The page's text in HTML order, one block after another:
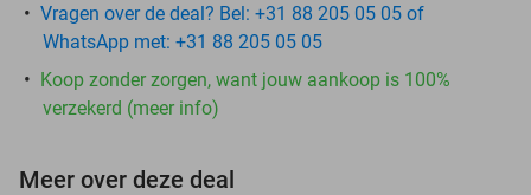
Vragen over de deal? Bel: +31 88 205 05 05 of
WhatsApp met: +31 88 205 05 05
Koop zonder zorgen, want jouw aankoop is 100%
verzekerd (meer info)
Meer over deze deal